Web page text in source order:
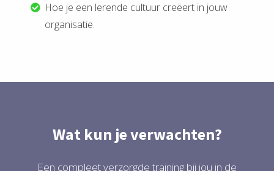
Hoe je een lerende cultuur creëert in jouw
organisatie.
Wat kun je verwachten?
Een compleet verzorgde training bij jou in de